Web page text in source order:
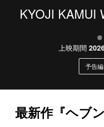
KYOJI KAMUI
上映期間
予告編
最新作『ヘブ